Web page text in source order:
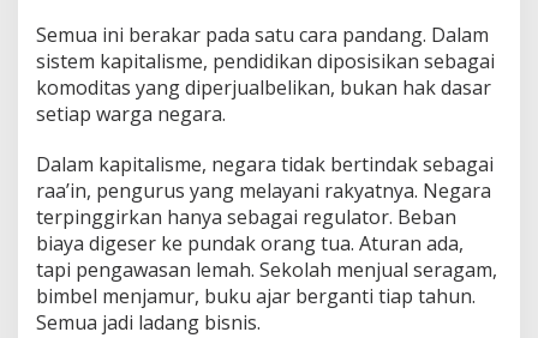
Semua ini berakar pada satu cara pandang. Dalam
sistem kapitalisme, pendidikan diposisikan sebagai
komoditas yang diperjualbelikan, bukan hak dasar
setiap warga negara.
Dalam kapitalisme, negara tidak bertindak sebagai
raa’in, pengurus yang melayani rakyatnya. Negara
terpinggirkan hanya sebagai regulator. Beban
biaya digeser ke pundak orang tua. Aturan ada,
tapi pengawasan lemah. Sekolah menjual seragam,
bimbel menjamur, buku ajar berganti tiap tahun.
Semua jadi ladang bisnis.